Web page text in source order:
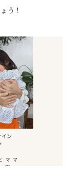
う！